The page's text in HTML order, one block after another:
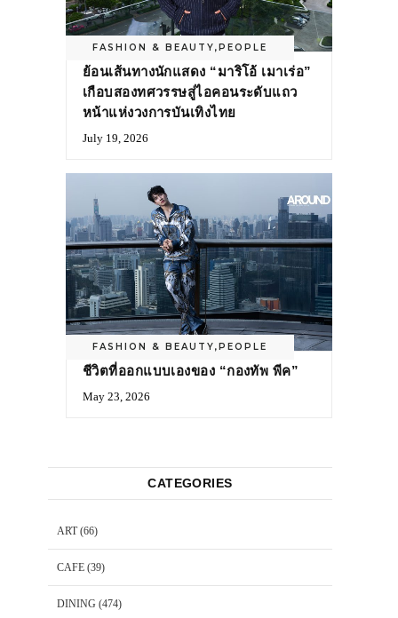
FASHION & BEAUTY,PEOPLE
ย้อนเส้นทางนักแสดง “มาริโอ้ เมาเร่อ”
เกือบสองทศวรรษสู่ไอคอนระดับแถว
หน้าแห่งวงการบันเทิงไทย
July 19, 2026
FASHION & BEAUTY,PEOPLE
ชีวิตที่ออกแบบเองของ “กองทัพ พีค”
May 23, 2026
CATEGORIES
ART(66)
CAFE (39)
DINING (474)